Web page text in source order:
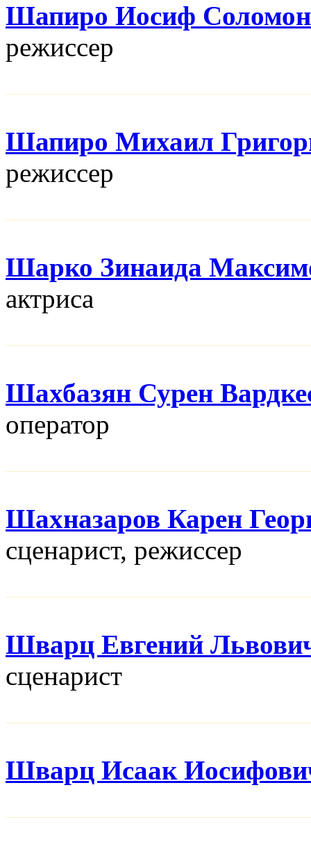
Шапиро Иосиф
режисcер
Шапиро Михаил
режисcер
Шарко Зинаида
актриса
Шахбазян Сурен
оператор
Шахназаров Карен
сценарист, режисcер
Шварц Евгений
сценарист
Шварц Исаак